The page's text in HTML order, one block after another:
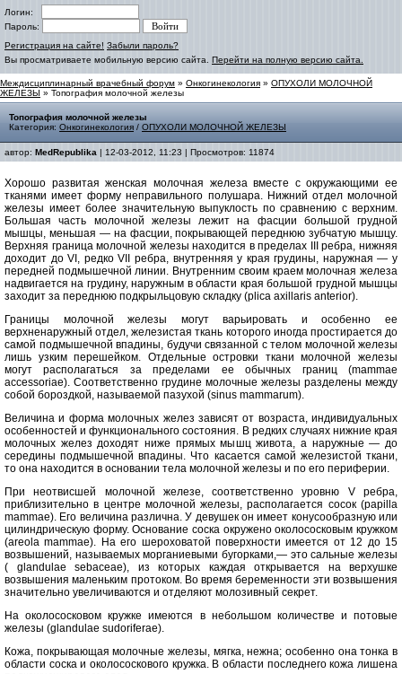
Логин:
Пароль:
Регистрация на сайте! Забыли пароль?
Вы просматриваете мобильную версию сайта. Перейти на полную версию сайта.
Междисциплинарный врачебный форум » Онкогинекология » ОПУХОЛИ МОЛОЧНОЙ
ЖЕЛЕЗЫ » Топография молочной железы
Топография молочной железы
Категория: Онкогинекология / ОПУХОЛИ МОЛОЧНОЙ ЖЕЛЕЗЫ
автор: MedRepublika | 12-03-2012, 11:23 | Просмотров: 11874
Хорошо развитая женская молочная железа вместе с окружающими ее
тканями имеет форму неправильного полушара. Нижний отдел молочной
железы имеет более значительную выпуклость по сравнению с верхним.
Большая часть молочной железы лежит на фасции большой грудной
мышцы, меньшая — на фасции, покрывающей переднюю зубчатую мышцу.
Верхняя граница молочной железы находится в пределах III ребра, нижняя
доходит до VI, редко VII ребра, внутренняя у края грудины, наружная — у
передней подмышечной линии. Внутренним своим краем молочная железа
надвигается на грудину, наружным в области края большой грудной мышцы
заходит за переднюю подкрыльцовую складку (plica axillaris anterior).
Границы молочной железы могут варьировать и особенно ее
верхненаружный отдел, железистая ткань которого иногда простирается до
самой подмышечной впадины, будучи связанной с телом молочной железы
лишь узким перешейком. Отдельные островки ткани молочной железы
могут располагаться за пределами ее обычных границ (mammae
accessoriae). Соответственно грудине молочные железы разделены между
собой бороздкой, называемой пазухой (sinus mammarum).
Величина и форма молочных желез зависят от возраста, индивидуальных
особенностей и функционального состояния. В редких случаях нижние края
молочных желез доходят ниже прямых мышц живота, а наружные — до
середины подмышечной впадины. Что касается самой железистой ткани,
то она находится в основании тела молочной железы и по его периферии.
При неотвисшей молочной железе, соответственно уровню V ребра,
приблизительно в центре молочной железы, располагается сосок (papilla
mammae). Его величина различна. У девушек он имеет конусообразную или
цилиндрическую форму. Основание соска окружено околососковым кружком
(areola mammae). На его шероховатой поверхности имеется от 12 до 15
возвышений, называемых морганиевыми бугорками,— это сальные железы
( glandulae sebaceae), из которых каждая открывается на верхушке
возвышения маленьким протоком. Во время беременности эти возвышения
значительно увеличиваются и отделяют молозивный секрет.
На околососковом кружке имеются в небольшом количестве и потовые
железы (glandulae sudoriferae).
Кожа, покрывающая молочные железы, мягка, нежна; особенно она тонка в
области соска и околососкового кружка. В области последнего кожа лишена